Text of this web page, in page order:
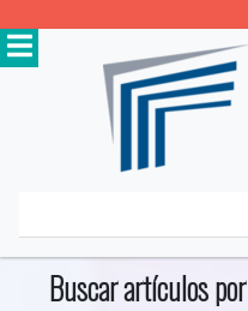
Buscar artículos por